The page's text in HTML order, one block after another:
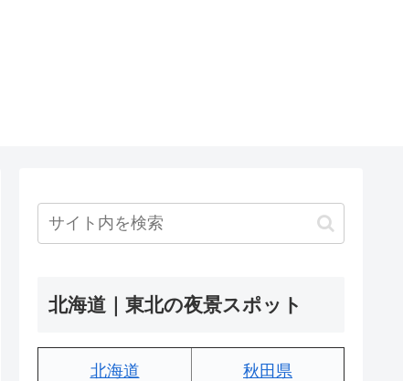
北海道｜東北の夜景スポット
北海道 秋田県